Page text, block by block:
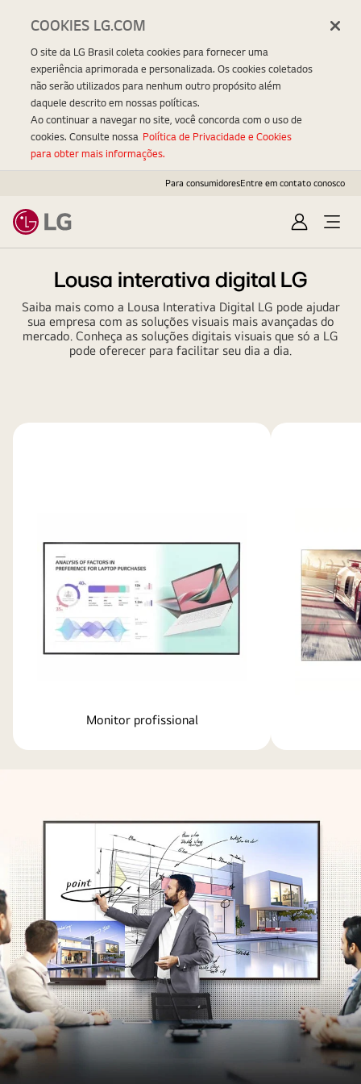
Para consumidoresEntre em contato conosco
EntrarOpen
Menu
Lousa interativa digital LG
Saiba mais como a Lousa Interativa Digital LG pode ajudar
sua empresa com as soluções visuais mais avançadas do
mercado. Conheça as soluções digitais visuais que só a LG
pode oferecer para facilitar seu dia a dia.
Monitor profissional
COOKIES LG.COM
O site da LG Brasil coleta cookies para fornecer uma
experiência aprimorada e personalizada. Os cookies coletados
não serão utilizados para nenhum outro propósito além
daquele descrito em nossas políticas.
Ao continuar a navegar no site, você concorda com o uso de
cookies. Consulte nossa Política de Privacidade e Cookies
para obter mais informações.